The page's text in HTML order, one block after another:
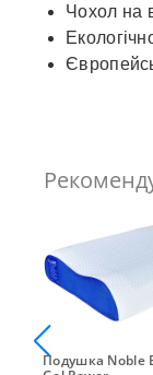
Чохол на
Подушка Noble